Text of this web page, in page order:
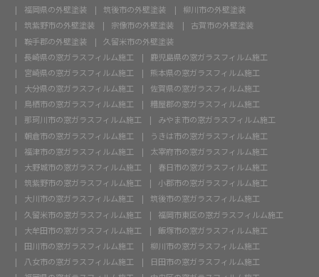
福岡県の外壁塗装
筑後市の外壁塗装
柳川市の外壁塗装
筑紫野市の外壁塗装
宗像市の外壁塗装
古賀市の外壁塗装
鞍手郡の外壁塗装
久留米市の外壁塗装
長崎県の窓ガラスフィルム施工
鹿児島県の窓ガラスフィルム施工
宮崎県の窓ガラスフィルム施工
熊本県の窓ガラスフィルム施工
大分県の窓ガラスフィルム施工
佐賀県の窓ガラスフィルム施工
鳥栖市の窓ガラスフィルム施工
糟屋郡の窓ガラスフィルム施工
那珂川市の窓ガラスフィルム施工
みやま市の窓ガラスフィルム施工
朝倉市の窓ガラスフィルム施工
うきは市の窓ガラスフィルム施工
福津市の窓ガラスフィルム施工
太宰府市の窓ガラスフィルム施工
大野城市の窓ガラスフィルム施工
春日市の窓ガラスフィルム施工
筑紫野市の窓ガラスフィルム施工
小郡市の窓ガラスフィルム施工
大川市の窓ガラスフィルム施工
筑後市の窓ガラスフィルム施工
久留米市の窓ガラスフィルム施工
福岡市東区の窓ガラスフィルム施工
大牟田市の窓ガラスフィルム施工
飯塚市の窓ガラスフィルム施工
田川市の窓ガラスフィルム施工
柳川市の窓ガラスフィルム施工
八女市の窓ガラスフィルム施工
日田市の窓ガラスフィルム施工